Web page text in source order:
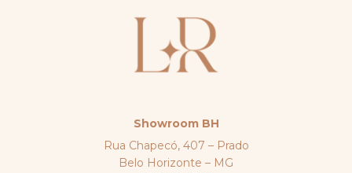
Showroom BH
Rua Chapecó, 407 – Prado
Belo Horizonte – MG